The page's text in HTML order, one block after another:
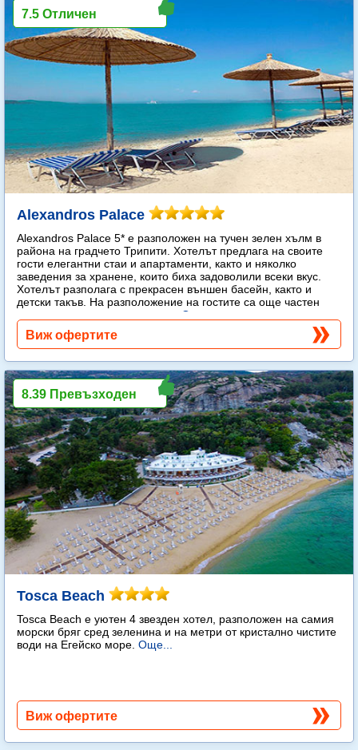
Alexandros Palace
Alexandros Palace 5* e разположен на тучен зелен хълм в
района на градчето Трипити. Хотелът предлага на своите
гости елегантни стаи и апартаменти, както и няколко
заведения за хранене, които биха задоволили всеки вкус.
Хотелът разполага с прекрасен външен басейн, както и
детски такъв. На разположение на гостите са още частен
Още...
7.5 Отличен
Виж офертите
Tosca Beach
Tosca Beach е уютен 4 звезден хотел, разположен на самия
морски бряг сред зеленина и на метри от кристално чистите
води на Егейско море. Още...
8.39 Превъзходен
Виж офертите